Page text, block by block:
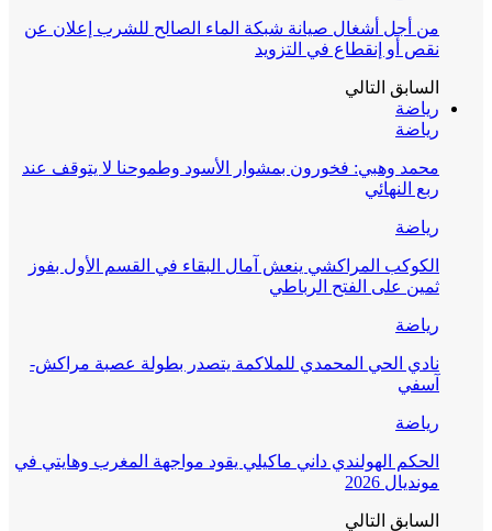
من أجل أشغال صيانة شبكة الماء الصالح للشرب إعلان عن
نقص أو إنقطاع في التزويد
السابق التالي
رياضة
رياضة
محمد وهبي: فخورون بمشوار الأسود وطموحنا لا يتوقف عند
ربع النهائي
رياضة
الكوكب المراكشي ينعش آمال البقاء في القسم الأول بفوز
ثمين على الفتح الرباطي
رياضة
نادي الحي المحمدي للملاكمة يتصدر بطولة عصبة مراكش-
آسفي
رياضة
الحكم الهولندي داني ماكيلي يقود مواجهة المغرب وهايتي في
مونديال 2026
السابق التالي